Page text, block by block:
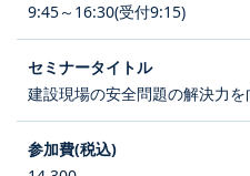
9:45～16:30(受付9:15)
建設現場の安全問題の解決力を